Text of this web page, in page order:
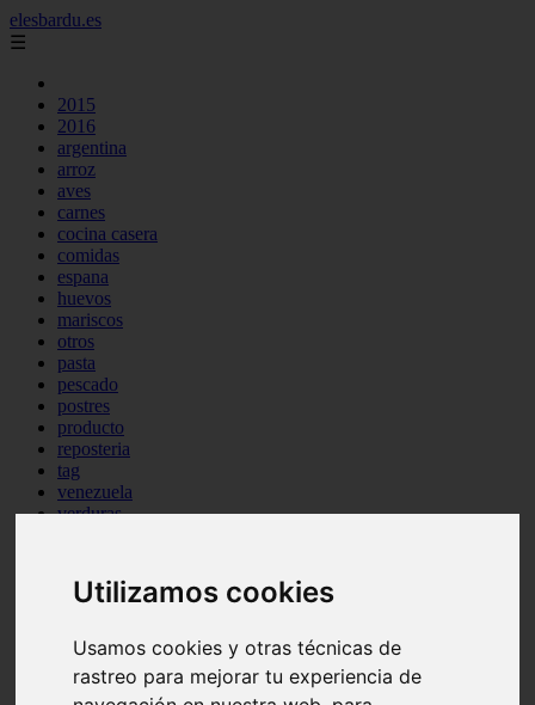
Utilizamos cookies
Usamos cookies y otras técnicas de
rastreo para mejorar tu experiencia de
elesbardu.es
☰
2015
2016
argentina
arroz
aves
carnes
cocina casera
comidas
espana
huevos
mariscos
otros
pasta
pescado
postres
producto
reposteria
tag
venezuela
verduras
Teruel - sarrión
Cádiz - algodonales
Madrid - madrid
Asturias - oviedo